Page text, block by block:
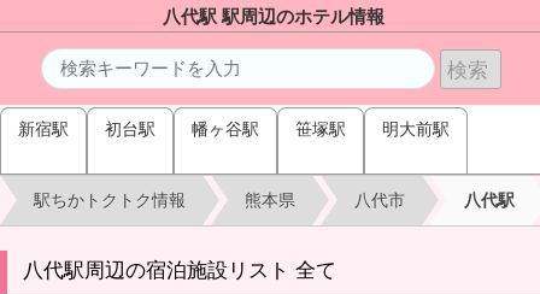
八代駅 駅周辺のホテル情報
新宿駅 初台駅 幡ヶ谷駅 笹塚駅 明大前駅
駅ちかトクトク情報 熊本県 八代市 八代駅
八代駅周辺の宿泊施設リスト 全て